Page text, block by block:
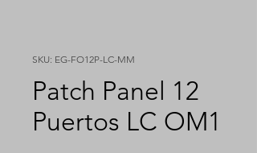
SKU: EG-FO12P-LC-MM
Patch Panel 12
Puertos LC OM1